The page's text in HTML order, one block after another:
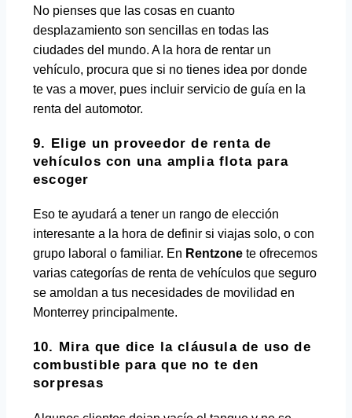
No pienses que las cosas en cuanto
desplazamiento son sencillas en todas las
ciudades del mundo. A la hora de rentar un
vehículo, procura que si no tienes idea por donde
te vas a mover, pues incluir servicio de guía en la
renta del automotor.
9. Elige un proveedor de renta de
vehículos con una amplia flota para
escoger
Eso te ayudará a tener un rango de elección
interesante a la hora de definir si viajas solo, o con
grupo laboral o familiar. En Rentzone te ofrecemos
varias categorías de renta de vehículos que seguro
se amoldan a tus necesidades de movilidad en
Monterrey principalmente.
10. Mira que dice la cláusula de uso de
combustible para que no te den
sorpresas